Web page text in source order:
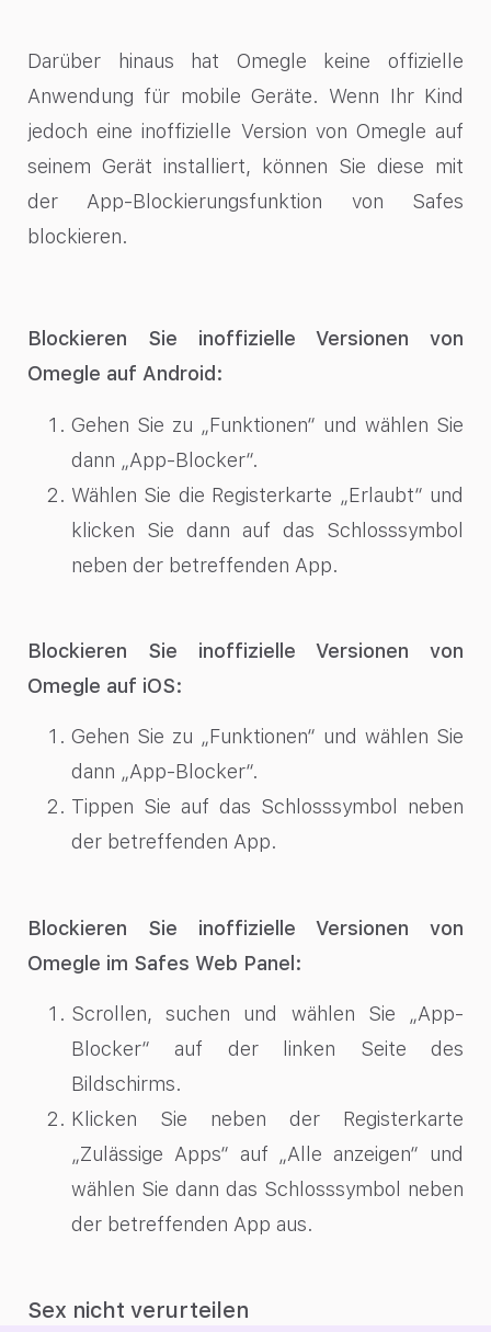
Darüber hinaus hat Omegle keine offizielle
Anwendung für mobile Geräte. Wenn Ihr Kind
jedoch eine inoffizielle Version von Omegle auf
seinem Gerät installiert, können Sie diese mit
der App-Blockierungsfunktion von Safes
blockieren.
Blockieren Sie inoffizielle Versionen von
Omegle auf Android:
Gehen Sie zu „Funktionen“ und wählen Sie
dann „App-Blocker“.
Wählen Sie die Registerkarte „Erlaubt“ und
klicken Sie dann auf das Schlosssymbol
neben der betreffenden App.
Blockieren Sie inoffizielle Versionen von
Omegle auf iOS:
Gehen Sie zu „Funktionen“ und wählen Sie
dann „App-Blocker“.
Tippen Sie auf das Schlosssymbol neben
der betreffenden App.
Blockieren Sie inoffizielle Versionen von
Omegle im Safes Web Panel:
Scrollen, suchen und wählen Sie „App-
Blocker“ auf der linken Seite des
Bildschirms.
Klicken Sie neben der Registerkarte
„Zulässige Apps“ auf „Alle anzeigen“ und
wählen Sie dann das Schlosssymbol neben
der betreffenden App aus.
Sex nicht verurteilen